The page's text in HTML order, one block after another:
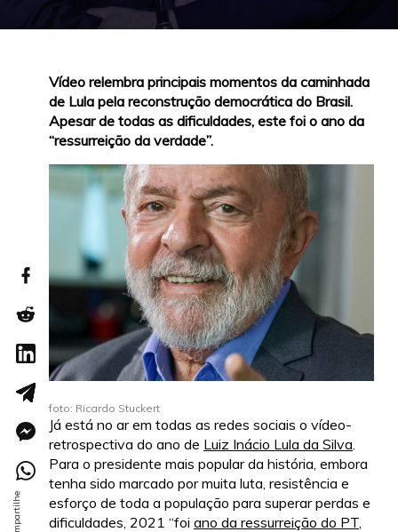
Vídeo relembra principais momentos da caminhada
de Lula pela reconstrução democrática do Brasil.
Apesar de todas as dificuldades, este foi o ano da
“ressurreição da verdade”.
foto: Ricardo Stuckert
Já está no ar em todas as redes sociais o vídeo-
retrospectiva do ano de Luiz Inácio Lula da Silva.
Para o presidente mais popular da história, embora
tenha sido marcado por muita luta, resistência e
esforço de toda a população para superar perdas e
dificuldades, 2021 “foi ano da ressurreição do PT,